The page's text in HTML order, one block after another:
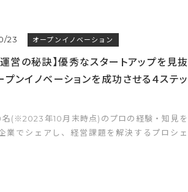
23 オープンイノベーション
運営の秘訣】優秀なスタートアップを見抜
プンイノベーションを成功させる４ステッ
(※2023年10月末時点)のプロの経験・知見を
業でシェアし、経営課題を解決するプロシェ